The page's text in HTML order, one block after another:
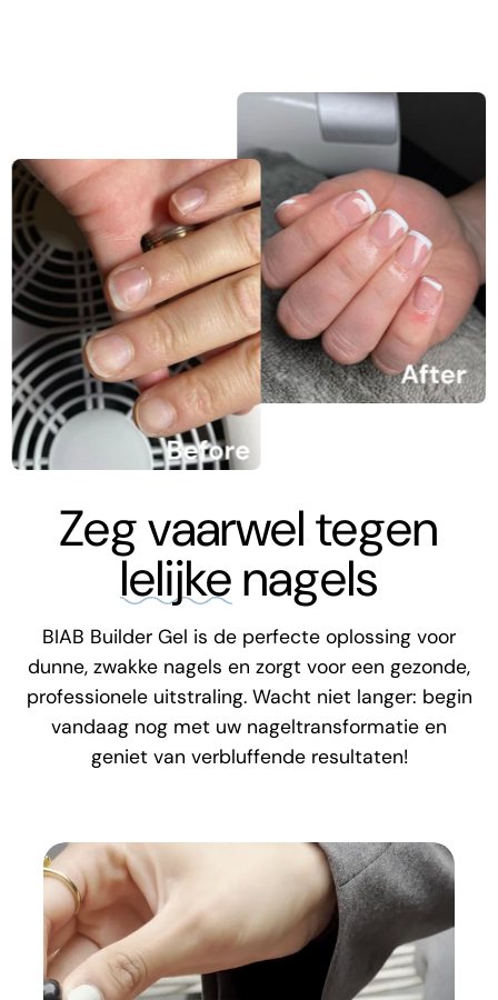
Zeg vaarwel tegen
lelijkenagels
BIAB Builder Gel is de perfecte oplossing voor
dunne, zwakke nagels en zorgt voor een gezonde,
professionele uitstraling. Wacht niet langer: begin
vandaag nog met uw nageltransformatie en
geniet van verbluffende resultaten!